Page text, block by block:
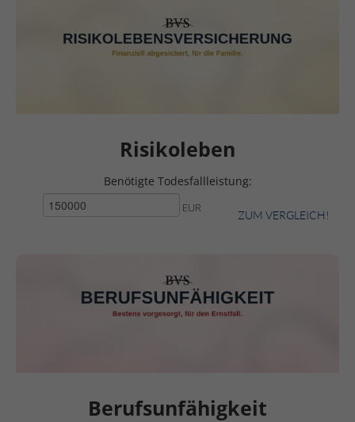
Risikoleben
Benötigte Todesfallleistung:
EUR
ZUM VERGLEICH!
Berufsunfähigkeit